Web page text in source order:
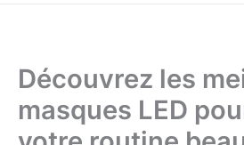
Découvrez les
masques LED